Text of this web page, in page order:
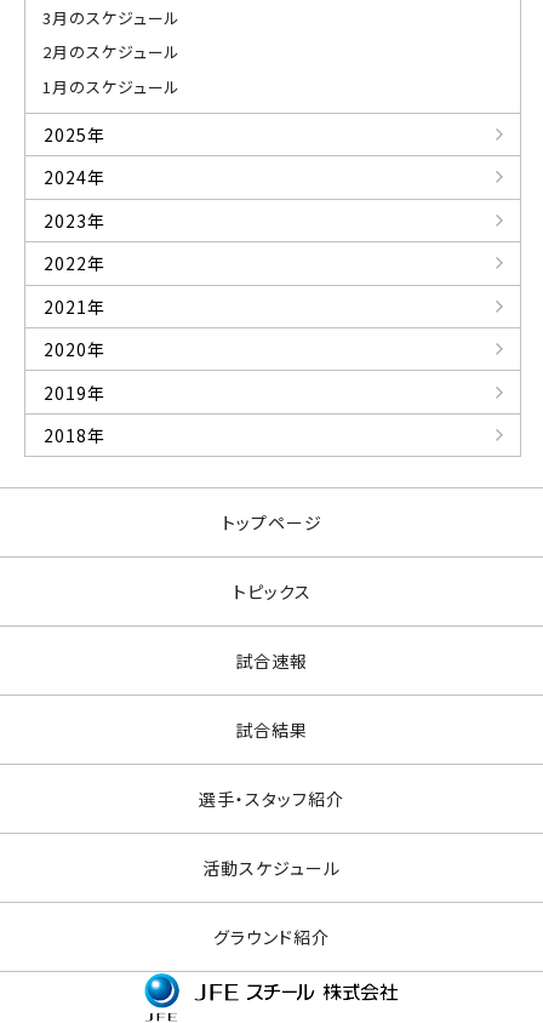
3月のスケジュール
2月のスケジュール
1月のスケジュール
2025年
2024年
2023年
2022年
2021年
2020年
2019年
2018年
トップページ
トピックス
試合速報
試合結果
選手・スタッフ紹介
活動スケジュール
グラウンド紹介